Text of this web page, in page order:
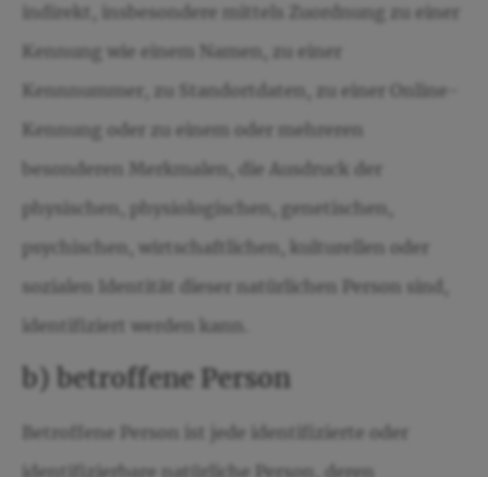
indirekt, insbesondere mittels Zuordnung zu einer
Kennung wie einem Namen, zu einer
Kennnummer, zu Standortdaten, zu einer Online-
Kennung oder zu einem oder mehreren
besonderen Merkmalen, die Ausdruck der
physischen, physiologischen, genetischen,
psychischen, wirtschaftlichen, kulturellen oder
sozialen Identität dieser natürlichen Person sind,
identifiziert werden kann.
b) betroffene Person
Betroffene Person ist jede identifizierte oder
identifizierbare natürliche Person, deren